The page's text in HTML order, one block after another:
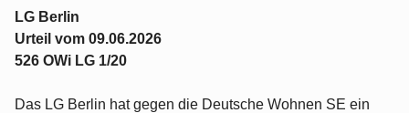
LG Berlin
Urteil vom 09.06.2026
526 OWi LG 1/20
Das LG Berlin hat gegen die Deutsche Wohnen SE ein